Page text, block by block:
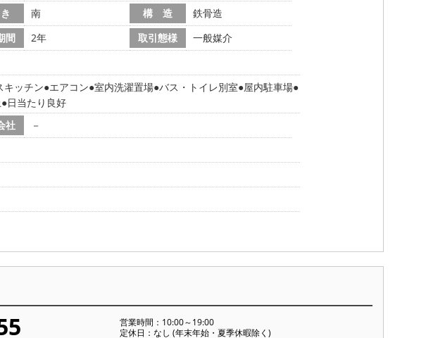
南 構 造
鉄骨造
間 2年 取引態様
一般媒介
キッチン エアコン 室内洗濯置場 バス・トイレ別室 屋内駐車場
日当たり良好
社
－
営業時間：10:00～19:00
定休日：なし (年末年始・夏季休暇除く)